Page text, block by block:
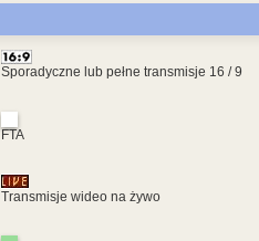
Sporadyczne lub pełne transmisje 16 / 9
FTA
Transmisje wideo na żywo